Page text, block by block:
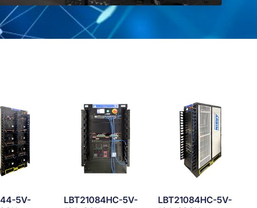
5V-
LBT21084HC-5V-
LBT21084HC-5V-